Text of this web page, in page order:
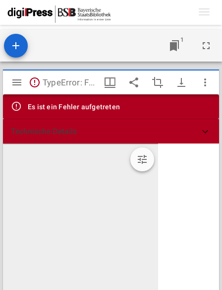
1
Mirador
Viewer
TypeError: Failed to fetch
Es ist ein Fehler aufgetreten
Technische Details